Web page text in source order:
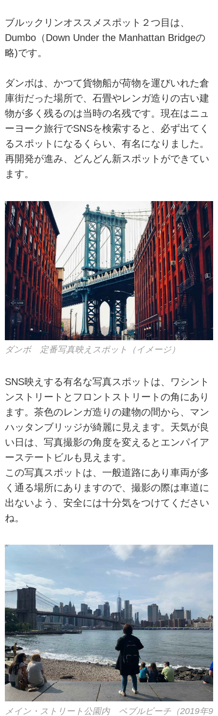
ブルックリンオススメスポット２つ目は、
Dumbo（Down Under the Manhattan Bridgeの
略)です。
ダンボは、かつて貨物船が荷物を運びいれた倉
庫街だった場所で、石畳やレンガ造りの古い建
物が多く残るのは当時の名残です。現在はニュ
ーヨーク旅行でSNSを検索すると、必ず出てく
るスポットになるくらい、有名になりました。
再開発が進み、どんどん新スポットができてい
ます。
ダンボ 定番写真映えスポット（イメージ）
SNS映えする有名な写真スポットは、ワシント
ンストリートとフロントストリートの角にあり
ます。茶色のレンガ造りの建物の間から、マン
ハッタンブリッジが綺麗に見えます。天気が良
い日は、写真撮影の角度を変えるとエンパイア
ーステートビルも見えます。
この写真スポットは、一般道路にあり車両が多
く通る場所にありますので、撮影の際は車道に
出ないよう、安全には十分気をつけてください
ね。
メイン・ストリート公園内 ペブルビーチ（2019年9